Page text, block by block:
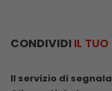
CONDIVIDI IL TUO
Il servizio di